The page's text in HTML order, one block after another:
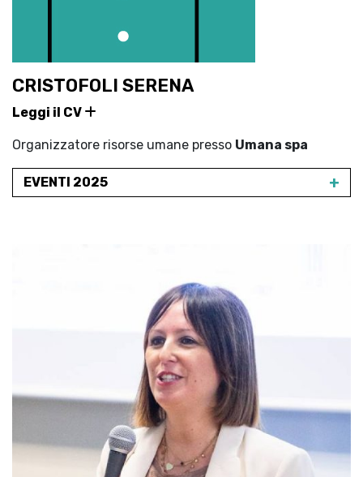
CRISTOFOLI SERENA
Leggi il CV
Organizzatore risorse umane presso Umana spa
EVENTI 2025 +